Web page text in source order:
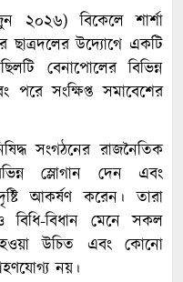
২০২৬) বিকেলে শার্শা
উদ্যোগে একটি
বেনাপোলের বিভিন্ন
সংক্ষিপ্ত সমাবেশের
সংগঠনের রাজনৈতিক
স্লোগান দেন এবং
আকর্ষণ করেন। তারা
বিধান মেনে সকল
হওয়া উচিত এবং কোনো
নয়।